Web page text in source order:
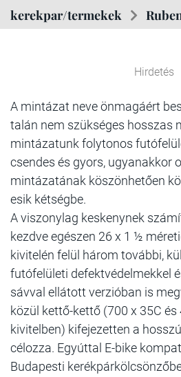
kerekpar/termekek
Hirdetés
A mintázat neve önmagáért
talán nem szükséges hosszas
mintázatunk folytonos
csendes és gyors, ugyanakkor
mintázatának köszönhetően
esik kétségbe.
A viszonylag keskenynek
kezdve egészen 26 x 1 ½
kivitelén felül három további,
futófelületi defektvédelmekkel
sávval ellátott verzióban is
közül kettő-kettő (700 x 35C és
kivitelben) kifejezetten a
célozza. Egyúttal E-bike
Budapesti